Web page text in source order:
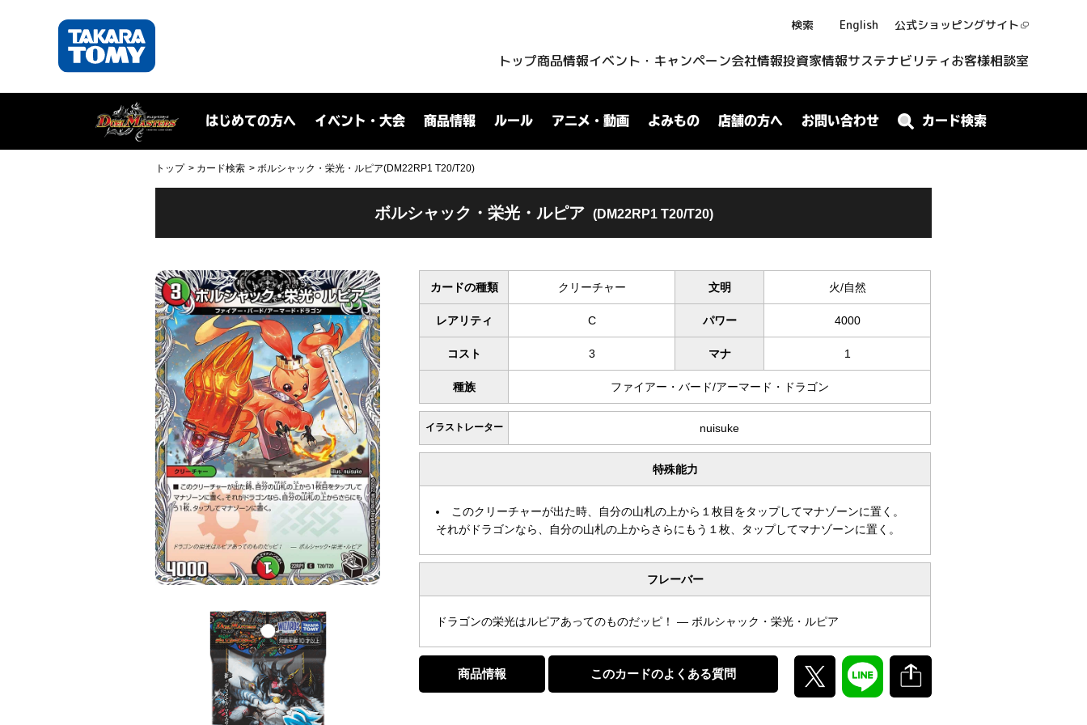
検索 English 公式ショッピングサイト
トップ商品情報イベント・キャンペーン会社情報投資家情報サステナビリティお客様相談室
はじめての方へ イベント・大会 商品情報 ルール アニメ・動画 よみもの 店舗の方へ お問い合わせ カード検索
トップ カード検索 ボルシャック・栄光・ルピア(DM22RP1 T20/T20)
ボルシャック・栄光・ルピア (DM22RP1 T20/T20)
カードの種類 クリーチャー 文明 火/自然
レアリティ C パワー 4000
コスト 3 マナ 1
種族 ファイアー・バード/アーマード・ドラゴン
イラストレーター nuisuke
特殊能力
このクリーチャーが出た時、自分の山札の上から１枚目をタップしてマナゾーンに置く。
それがドラゴンなら、自分の山札の上からさらにもう１枚、タップしてマナゾーンに置く。
フレーバー
ドラゴンの栄光はルピアあってのものだッピ！ — ボルシャック・栄光・ルピア
商品情報 このカードのよくある質問